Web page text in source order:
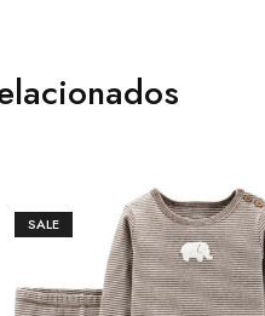
SALE